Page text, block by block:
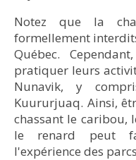
©Olivier Paradis
© Ulysse Lefebvre
• Hébergement :
d’électricité et d’un
cuisine et un
pour se rassembler).
Notez que la
formellement
Québec.
pratiquer leurs
Nunavik, y
Kuururjuaq. Ainsi,
chassant le caribou,
le renard peut
l'expérience des